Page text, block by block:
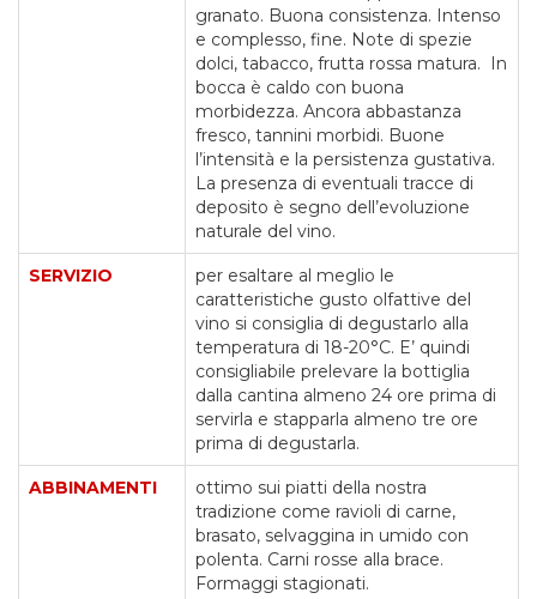
granato. Buona consistenza. Intenso
e complesso, fine. Note di spezie
dolci, tabacco, frutta rossa matura. In
bocca è caldo con buona
morbidezza. Ancora abbastanza
fresco, tannini morbidi. Buone
l’intensità e la persistenza gustativa.
La presenza di eventuali tracce di
deposito è segno dell’evoluzione
naturale del vino.
SERVIZIO
per esaltare al meglio le
caratteristiche gusto olfattive del
vino si consiglia di degustarlo alla
temperatura di 18-20°C. E’ quindi
consigliabile prelevare la bottiglia
dalla cantina almeno 24 ore prima di
servirla e stapparla almeno tre ore
prima di degustarla.
ABBINAMENTI
ottimo sui piatti della nostra
tradizione come ravioli di carne,
brasato, selvaggina in umido con
polenta. Carni rosse alla brace.
Formaggi stagionati.